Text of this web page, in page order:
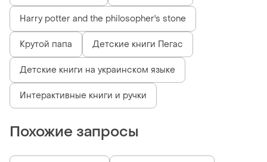
Harry potter and the philosopher's stone
Крутой папа Детские книги Пегас
Детские книги на украинском языке
Интерактивные книги и ручки
Похожие запросы